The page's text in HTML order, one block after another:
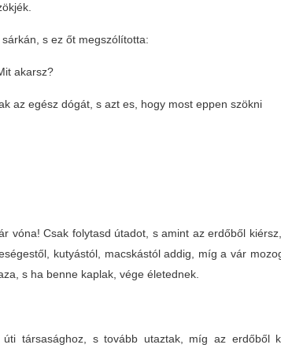
s ez őt megszólította:
akarsz?
az egész dógát, s azt es, hogy most eppen szökni
vóna! Csak folytasd útadot, s amint az erdőből
kutyástól, macskástól addig, míg a vár
s ha benne kaplak, vége életednek.
társasághoz, s tovább utaztak, míg az erdőből